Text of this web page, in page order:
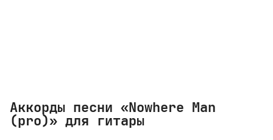
Аккорды песни «Nowhere Man
(pro)» для гитары